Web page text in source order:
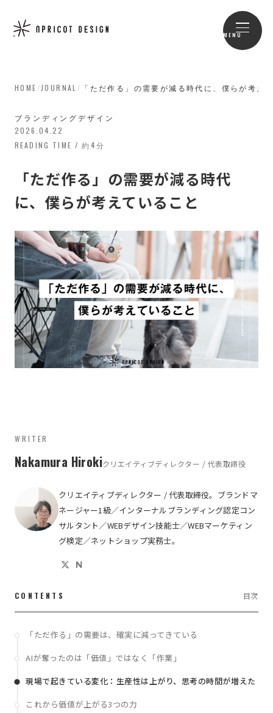
MENU
HOME /JOURNAL / 「ただ作る」の需要が減る時代に、僕らが考え
ブランディングデザイン
2026.04.22
READING TIME / 約4分
「ただ作る」の需要が減る時代
に、僕らが考えていること
WRITER
Nakamura Hirokiクリエイティブディレクター / 代表取締役
クリエイティブディレクター / 代表取締役。ブランドマ
ネージャー1級／インターナルブランディング認定コン
サルタント／WEBデザイン技能士／WEBマーケティン
グ検定／ネットショップ実務士。
CONTENTS 目次
「ただ作る」の需要は、確実に減ってきている
AIが奪ったのは「価値」ではなく「作業」
現場で起きている変化：生産性は上がり、思考の時間が増えた
これから価値が上がる3つの力